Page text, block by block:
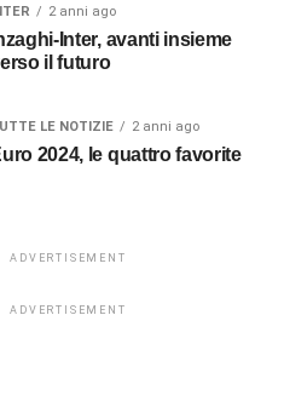
2 anni ago
Inter, avanti insieme
il futuro
LE NOTIZIE 2 anni ago
2024, le quattro favorite
ADVERTISEMENT
ADVERTISEMENT